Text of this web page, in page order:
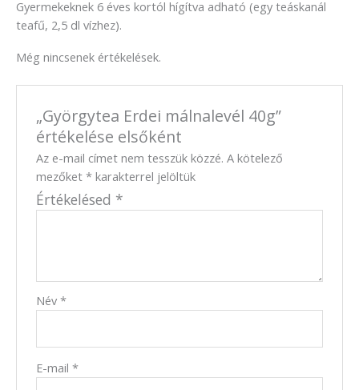
Gyermekeknek 6 éves kortól hígítva adható (egy teáskanál
teafű, 2,5 dl vízhez).
Még nincsenek értékelések.
„Györgytea Erdei málnalevél 40g”
értékelése elsőként
Az e-mail címet nem tesszük közzé. A kötelező
mezőket* karakterrel jelöltük
Értékelésed *
Név*
E-mail*